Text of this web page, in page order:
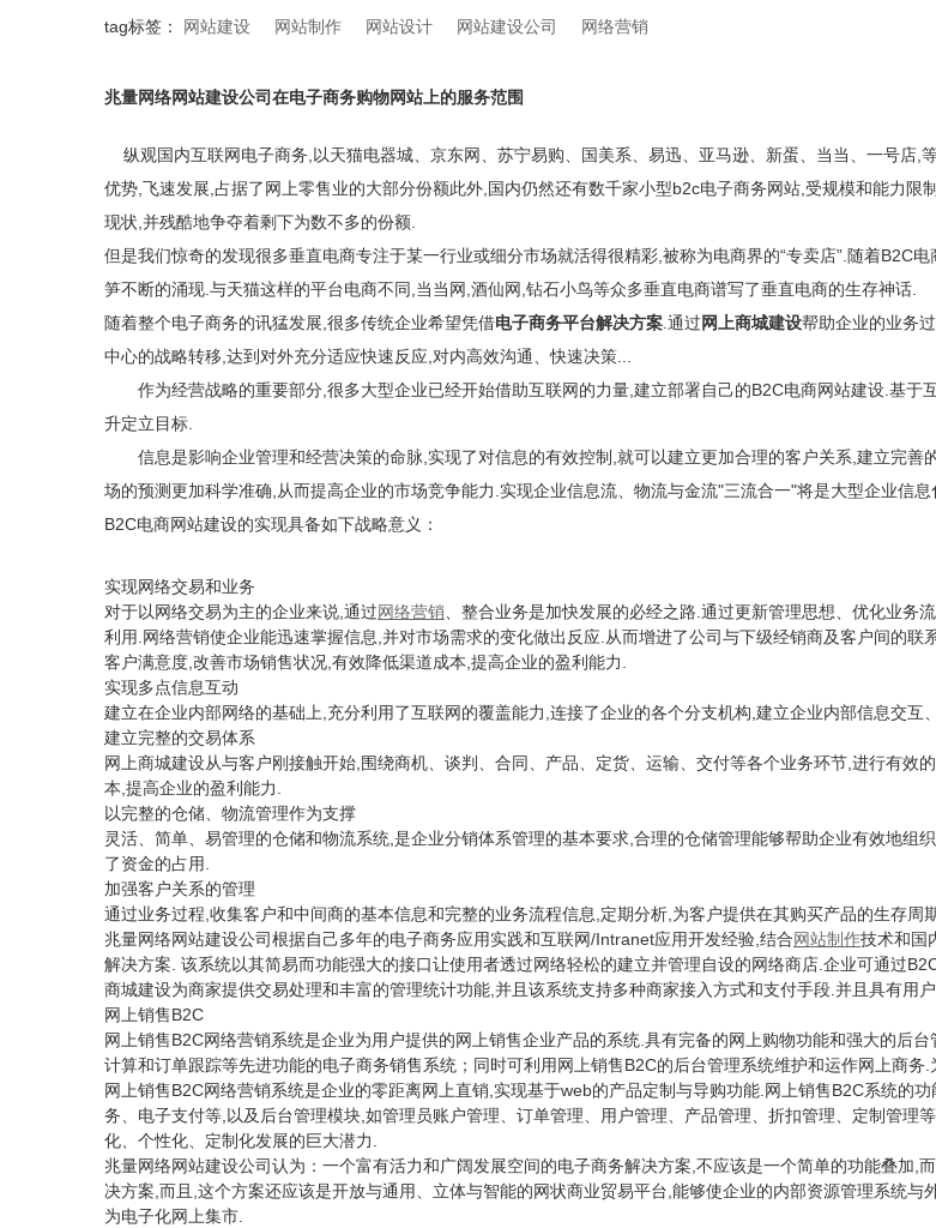
tag标签： 网站建设 网站制作 网站设计 网站建设公司 网络营销
兆量网络网站建设公司在电子商务购物网站上的服务范围
纵观国内互联网电子商务,以天猫电器城、京东网、苏宁易购、国美系、易迅、亚马逊、新蛋、当当、一号店,
优势,飞速发展,占据了网上零售业的大部分份额此外,国内仍然还有数千家小型b2c电子商务网站,受规模和能力
现状,并残酷地争夺着剩下为数不多的份额.
但是我们惊奇的发现很多垂直电商专注于某一行业或细分市场就活得很精彩,被称为电商界的“专卖店”.随着B2C电
笋不断的涌现.与天猫这样的平台电商不同,当当网,酒仙网,钻石小鸟等众多垂直电商谱写了垂直电商的生存神话.
随着整个电子商务的讯猛发展,很多传统企业希望凭借电子商务平台解决方案.通过网上商城建设帮助企业的业务
中心的战略转移,达到对外充分适应快速反应,对内高效沟通、快速决策...
作为经营战略的重要部分,很多大型企业已经开始借助互联网的力量,建立部署自己的B2C电商网站建设.基
升定立目标.
信息是影响企业管理和经营决策的命脉,实现了对信息的有效控制,就可以建立更加合理的客户关系,建立完
场的预测更加科学准确,从而提高企业的市场竞争能力.实现企业信息流、物流与金流"三流合一"将是大型企业信息
B2C电商网站建设的实现具备如下战略意义：
实现网络交易和业务
对于以网络交易为主的企业来说,通过 网络营销、整合业务是加快发展的必经之路.通过更新管理思想、优化业务
利用.网络营销使企业能迅速掌握信息,并对市场需求的变化做出反应.从而增进了公司与下级经销商及客户间的联
客户满意度,改善市场销售状况,有效降低渠道成本,提高企业的盈利能力.
实现多点信息互动
建立在企业内部网络的基础上,充分利用了互联网的覆盖能力,连接了企业的各个分支机构,建立企业内部信息交
建立完整的交易体系
网上商城建设从与客户刚接触开始,围绕商机、谈判、合同、产品、定货、运输、交付等各个业务环节,进行有
本,提高企业的盈利能力.
以完整的仓储、物流管理作为支撑
灵活、简单、易管理的仓储和物流系统,是企业分销体系管理的基本要求,合理的仓储管理能够帮助企业有效地组
了资金的占用.
加强客户关系的管理
通过业务过程,收集客户和中间商的基本信息和完整的业务流程信息,定期分析,为客户提供在其购买产品的生存周
兆量网络网站建设公司根据自己多年的电子商务应用实践和互联网 /Intranet应用开发经验,结合 网站制作技术和国
解决方案. 该系统以其简易而功能强大的接口让使用者透过网络轻松的建立并管理自设的网络商店.企业可通过
商城建设为商家提供交易处理和丰富的管理统计功能,并且该系统支持多种商家接入方式和支付手段.并且具有用
网上销售B2C
网上销售B2C网络营销系统是企业为用户提供的网上销售企业产品的系统.具有完备的网上购物功能和强大的后
计算和订单跟踪等先进功能的电子商务销售系统；同时可利用网上销售B2C的后台管理系统维护和运作网上商
网上销售B2C网络营销系统是企业的零距离网上直销,实现基于web的产品定制与导购功能.网上销售B2C系统的
务、电子支付等,以及后台管理模块,如管理员账户管理、订单管理、用户管理、产品管理、折扣管理、定制管理
化、个性化、定制化发展的巨大潜力.
兆量网络网站建设公司认为：一个富有活力和广阔发展空间的电子商务解决方案,不应该是一个简单的功能叠加,
决方案,而且,这个方案还应该是开放与通用、立体与智能的网状商业贸易平台,能够使企业的内部资源管理系统
为电子化网上集市.